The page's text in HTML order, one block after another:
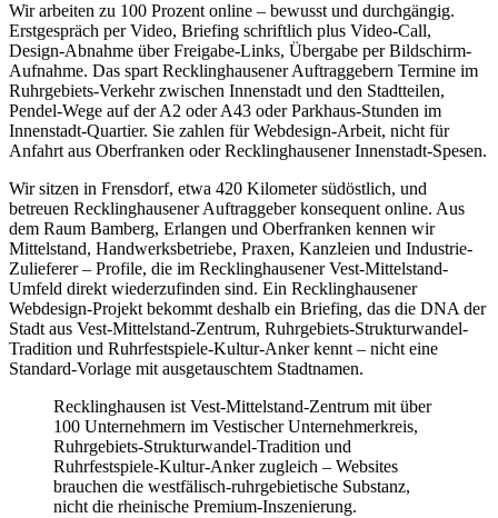
Wir arbeiten zu 100 Prozent online – bewusst und durchgängig.
Erstgespräch per Video, Briefing schriftlich plus Video-Call,
Design-Abnahme über Freigabe-Links, Übergabe per Bildschirm-
Aufnahme. Das spart Recklinghausener Auftraggebern Termine im
Ruhrgebiets-Verkehr zwischen Innenstadt und den Stadtteilen,
Pendel-Wege auf der A2 oder A43 oder Parkhaus-Stunden im
Innenstadt-Quartier. Sie zahlen für Webdesign-Arbeit, nicht für
Anfahrt aus Oberfranken oder Recklinghausener Innenstadt-Spesen.
Wir sitzen in Frensdorf, etwa 420 Kilometer südöstlich, und
betreuen Recklinghausener Auftraggeber konsequent online. Aus
dem Raum Bamberg, Erlangen und Oberfranken kennen wir
Mittelstand, Handwerksbetriebe, Praxen, Kanzleien und Industrie-
Zulieferer – Profile, die im Recklinghausener Vest-Mittelstand-
Umfeld direkt wiederzufinden sind. Ein Recklinghausener
Webdesign-Projekt bekommt deshalb ein Briefing, das die DNA der
Stadt aus Vest-Mittelstand-Zentrum, Ruhrgebiets-Strukturwandel-
Tradition und Ruhrfestspiele-Kultur-Anker kennt – nicht eine
Standard-Vorlage mit ausgetauschtem Stadtnamen.
Recklinghausen ist Vest-Mittelstand-Zentrum mit über
100 Unternehmern im Vestischer Unternehmerkreis,
Ruhrgebiets-Strukturwandel-Tradition und
Ruhrfestspiele-Kultur-Anker zugleich – Websites
brauchen die westfälisch-ruhrgebietische Substanz,
nicht die rheinische Premium-Inszenierung.